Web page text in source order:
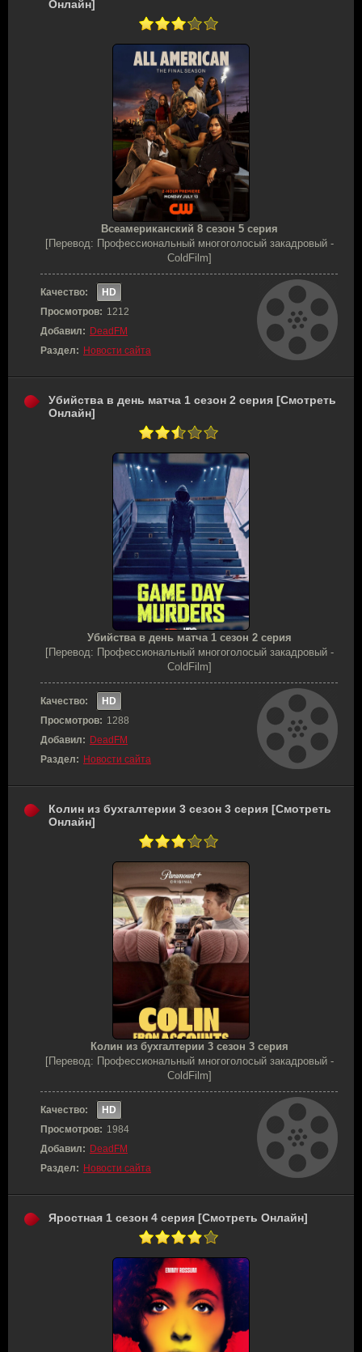
Онлайн]
Всеамериканский 8 сезон 5 серия
[Перевод: Профессиональный многоголосый закадровый -
ColdFilm]
Качество:
HD
Просмотров: 1212
Добавил: DeadFM
Раздел: Новости сайта
Убийства в день матча 1 сезон 2 серия [Смотреть
Онлайн]
Убийства в день матча 1 сезон 2 серия
[Перевод: Профессиональный многоголосый закадровый -
ColdFilm]
Качество:
HD
Просмотров: 1288
Добавил: DeadFM
Раздел: Новости сайта
Колин из бухгалтерии 3 сезон 3 серия [Смотреть
Онлайн]
Колин из бухгалтерии 3 сезон 3 серия
[Перевод: Профессиональный многоголосый закадровый -
ColdFilm]
Качество:
HD
Просмотров: 1984
Добавил: DeadFM
Раздел: Новости сайта
Яростная 1 сезон 4 серия [Смотреть Онлайн]